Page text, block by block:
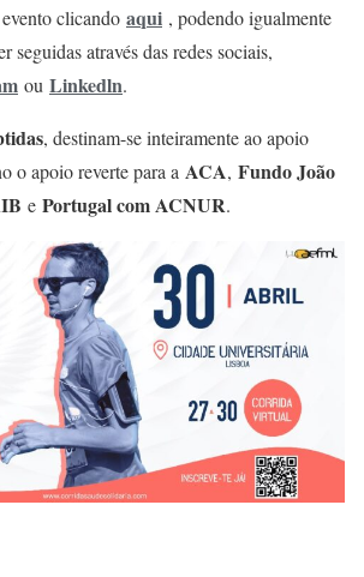
clicando aqui , podendo igualmente
seguidas através das redes sociais,
ou Linkedln.
, destinam-se inteiramente ao apoio
o apoio reverte para a ACA, Fundo João
e Portugal com ACNUR.